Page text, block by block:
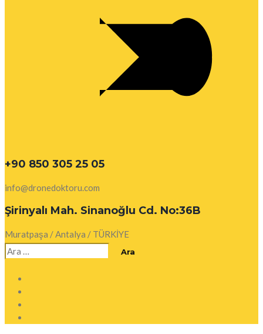
+90 850 305 25 05
info@dronedoktoru.com
Şirinyalı Mah. Sinanoğlu Cd. No:36B
Muratpaşa / Antalya / TÜRKİYE
Arama: